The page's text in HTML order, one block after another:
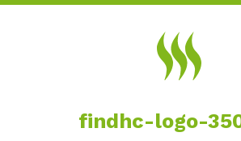
findhc-logo-